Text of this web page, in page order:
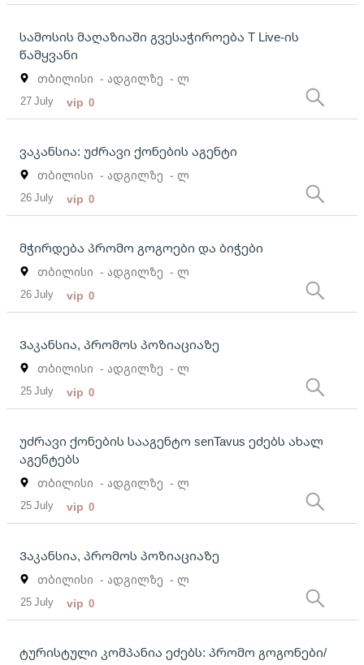
სამოსის მაღაზიაში გვესაჭიროება T Live-ის
წამყვანი
თბილისი - ადგილზე - ლ
27 July vip 0
ვაკანსია: უძრავი ქონების აგენტი
თბილისი - ადგილზე - ლ
26 July vip 0
მჭირდება პრომო გოგოები და ბიჭები
თბილისი - ადგილზე - ლ
26 July vip 0
Ვაკანსია, პრომოს პოზიაციაზე
თბილისი - ადგილზე - ლ
25 July vip 0
უძრავი ქონების სააგენტო senTavus ეძებს ახალ
აგენტებს
თბილისი - ადგილზე - ლ
25 July vip 0
Ვაკანსია, პრომოს პოზიაციაზე
თბილისი - ადგილზე - ლ
25 July vip 0
ტურისტული კომპანია ეძებს: პრომო გოგონები/